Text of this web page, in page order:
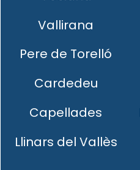
Vallirana
Pere de Torelló
Cardedeu
Capellades
Llinars del Vallès